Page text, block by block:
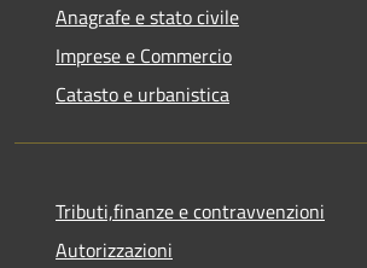
Anagrafe e stato civile
Imprese e Commercio
Catasto e urbanistica
Tributi,finanze e contravvenzioni
Autorizzazioni